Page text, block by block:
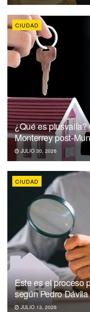
CIUDAD
¿Qué es
Monterrey post-
JULIO 30, 2026
CIUDAD
Este es el proceso
según Pedro
JULIO 13, 2026